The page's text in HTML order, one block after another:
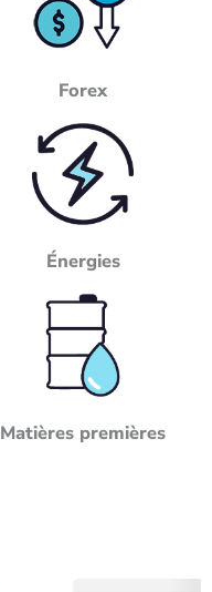
Forex
Énergies
Matières premières